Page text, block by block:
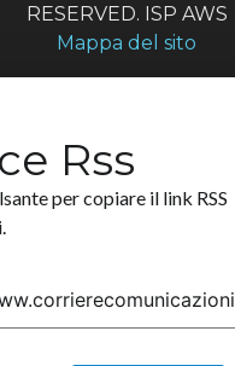
RESERVED. ISP AWS
Mappa del sito
Rss
per copiare il link RSS